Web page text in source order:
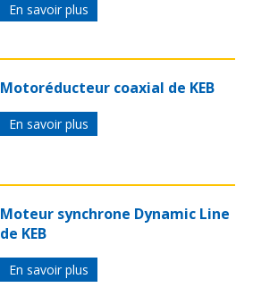
En savoir plus
Motoréducteur coaxial de KEB
En savoir plus
Moteur synchrone Dynamic Line
de KEB
En savoir plus